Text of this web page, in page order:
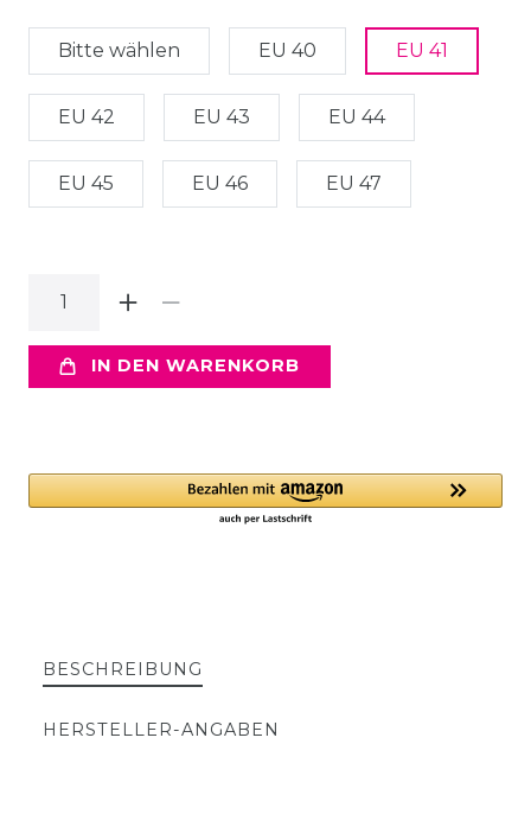
Bitte wählen EU 40 EU 41
EU 42 EU 43 EU 44
EU 45 EU 46 EU 47
IN DEN WARENKORB
BESCHREIBUNG
HERSTELLER-ANGABEN